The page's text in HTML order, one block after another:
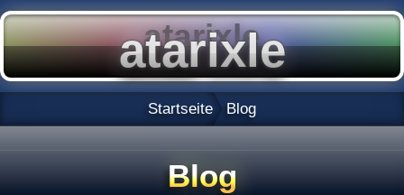
Startseite Blog
Blog